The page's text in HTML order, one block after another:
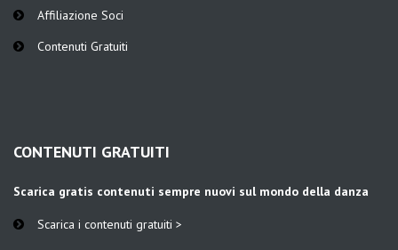
Affiliazione Soci
Contenuti Gratuiti
CONTENUTI GRATUITI
Scarica gratis contenuti sempre nuovi sul mondo della danza
Scarica i contenuti gratuiti >